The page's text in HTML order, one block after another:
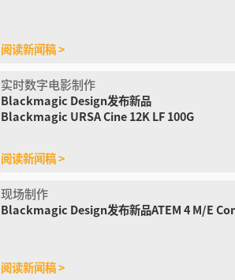
阅读新闻稿 >
实时数字电影制作
Blackmagic Design发布新品
Blackmagic URSA Cine 12K LF 100G
阅读新闻稿 >
现场制作
Blackmagic Design发布新品ATEM 4 M/E
阅读新闻稿 >